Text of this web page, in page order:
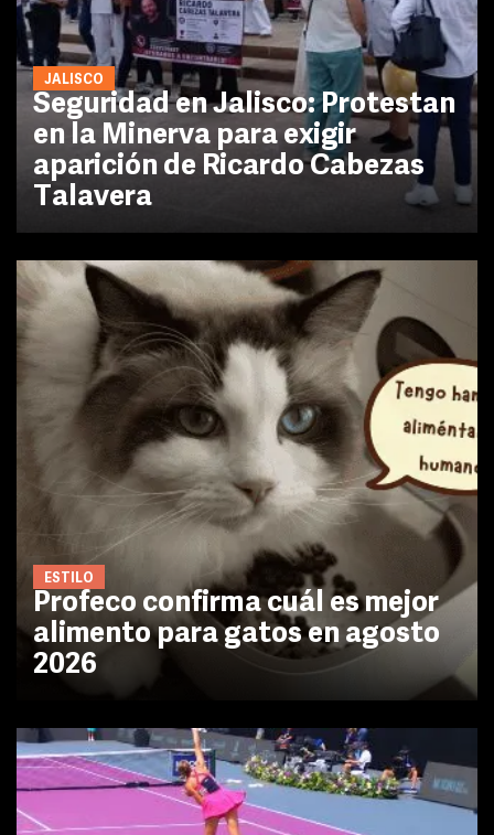
JALISCO
Seguridad en Jalisco: Protestan
en la Minerva para exigir
aparición de Ricardo Cabezas
Talavera
ESTILO
Profeco confirma cuál es mejor
alimento para gatos en agosto
2026